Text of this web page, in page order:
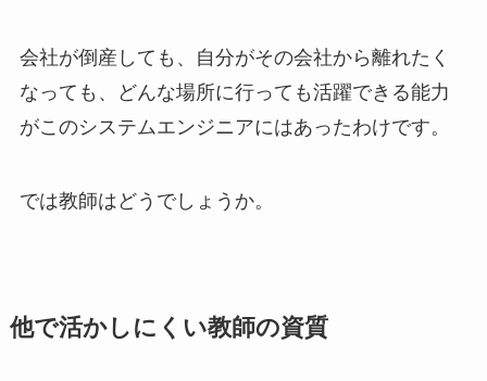
会社が倒産しても、自分がその会社から離れたく
なっても、どんな場所に行っても活躍できる能力
がこのシステムエンジニアにはあったわけです。
では教師はどうでしょうか。
他で活かしにくい教師の資質